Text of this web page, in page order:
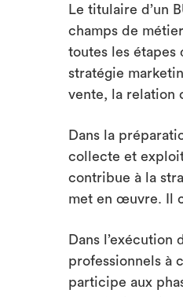
Le titulaire d’un
champs de
toutes les étapes
stratégie
vente, la relation
Dans la
collecte et
contribue à la
met en œuvre. Il
Dans
professionnels à
participe aux